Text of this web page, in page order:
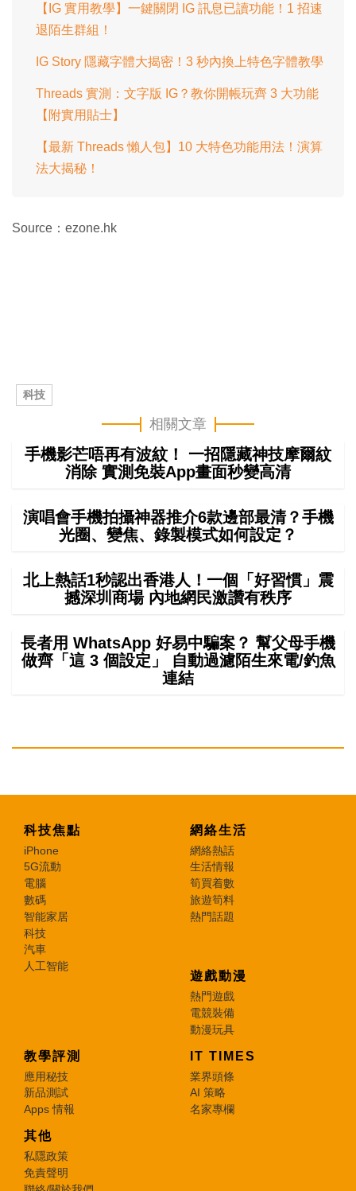
【IG 實用教學】一鍵關閉 IG 訊息已讀功能！1 招速
退陌生群組！
IG Story 隱藏字體大揭密！3 秒內換上特色字體教學
Threads 實測：文字版 IG？教你開帳玩齊 3 大功能
【附實用貼士】
【最新 Threads 懶人包】10 大特色功能用法！演算
法大揭秘！
Source：ezone.hk
科技
相關文章
手機影芒唔再有波紋！ 一招隱藏神技摩爾紋
消除 實測免裝App畫面秒變高清
演唱會手機拍攝神器推介6款邊部最清？手機
光圈、變焦、錄製模式如何設定？
北上熱話1秒認出香港人！一個「好習慣」震
撼深圳商場 內地網民激讚有秩序
長者用 WhatsApp 好易中騙案？ 幫父母手機
做齊「這 3 個設定」 自動過濾陌生來電/釣魚
連結
科技焦點
iPhone
5G流動
電腦
數碼
智能家居
科技
汽車
人工智能
網絡生活
網絡熱話
生活情報
筍買着數
旅遊筍料
熱門話題
遊戲動漫
熱門遊戲
電競裝備
動漫玩具
教學評測
應用秘技
新品測試
Apps 情報
IT TIMES
業界頭條
AI 策略
名家專欄
其他
私隱政策
免責聲明